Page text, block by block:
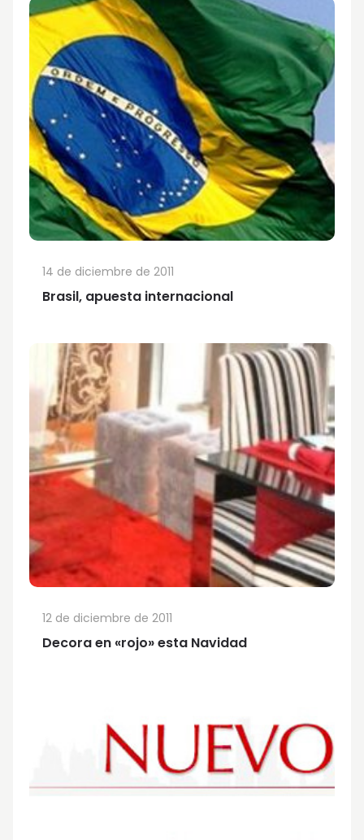
Brasil, apuesta internacional
14 de diciembre de 2011
Decora en «rojo» esta Navidad
12 de diciembre de 2011